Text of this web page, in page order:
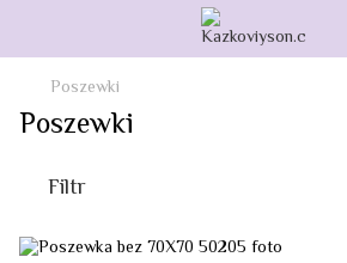
Poszewki
Poszewki
Filtr